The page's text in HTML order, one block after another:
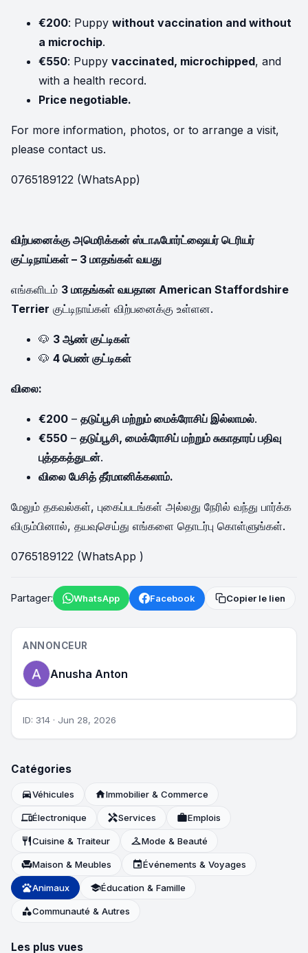
€200: Puppy without vaccination and without
a microchip.
€550: Puppy vaccinated, microchipped, and
with a health record.
Price negotiable.
For more information, photos, or to arrange a visit,
please contact us.
0765189122 (WhatsApp)
விற்பனைக்கு அமெரிக்கன் ஸ்டாஃபோர்ட்ஷையர் டெரியர்
குட்டிநாய்கள் – 3 மாதங்கள் வயது
எங்களிடம் 3 மாதங்கள் வயதான American Staffordshire
Terrier குட்டிநாய்கள் விற்பனைக்கு உள்ளன.
🐶 3 ஆண் குட்டிகள்
🐶 4 பெண் குட்டிகள்
விலை:
€200 – தடுப்பூசி மற்றும் மைக்ரோசிப் இல்லாமல்.
€550 – தடுப்பூசி, மைக்ரோசிப் மற்றும் சுகாதாரப் பதிவு
புத்தகத்துடன்.
விலை பேசித் தீர்மானிக்கலாம்.
மேலும் தகவல்கள், புகைப்படங்கள் அல்லது நேரில் வந்து பார்க்க
விரும்பினால், தயவுசெய்து எங்களை தொடர்பு கொள்ளுங்கள்.
0765189122 (WhatsApp )
Partager: WhatsApp Facebook Copier le lien
ANNONCEUR
Anusha Anton
ID: 314 · Jun 28, 2026
Catégories
directions_carVéhicules homeImmobilier & Commerce
devicesÉlectronique handymanServices workEmplois
restaurantCuisine & Traiteur checkroomMode & Beauté
chairMaison & Meubles eventÉvénements & Voyages
petsAnimaux schoolÉducation & Famille
categoryCommunauté & Autres
Les plus vues